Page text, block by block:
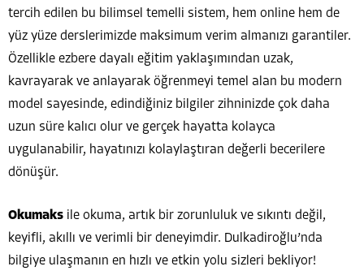
tercih edilen bu bilimsel temelli sistem, hem online hem de
yüz yüze derslerimizde maksimum verim almanızı garantiler.
Özellikle ezbere dayalı eğitim yaklaşımından uzak,
kavrayarak ve anlayarak öğrenmeyi temel alan bu modern
model sayesinde, edindiğiniz bilgiler zihninizde çok daha
uzun süre kalıcı olur ve gerçek hayatta kolayca
uygulanabilir, hayatınızı kolaylaştıran değerli becerilere
dönüşür.
Okumaks ile okuma, artık bir zorunluluk ve sıkıntı değil,
keyifli, akıllı ve verimli bir deneyimdir. Dulkadiroğlu’nda
bilgiye ulaşmanın en hızlı ve etkin yolu sizleri bekliyor!